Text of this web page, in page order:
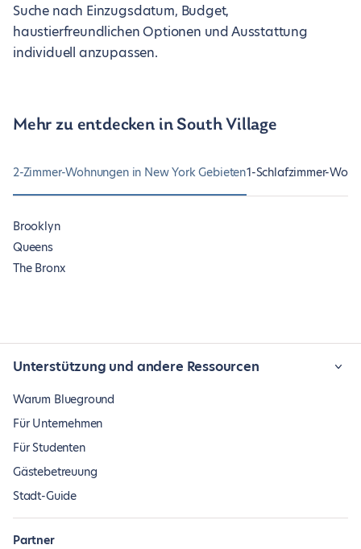
Suche nach Einzugsdatum, Budget,
haustierfreundlichen Optionen und Ausstattung
individuell anzupassen.
Mehr zu entdecken in South Village
2-Zimmer-Wohnungen in New York Gebieten1-Schlafzimmer-
Brooklyn
Queens
The Bronx
Unterstützung und andere Ressourcen
Warum Blueground
Für Unternehmen
Für Studenten
Gästebetreuung
Stadt-Guide
Partner